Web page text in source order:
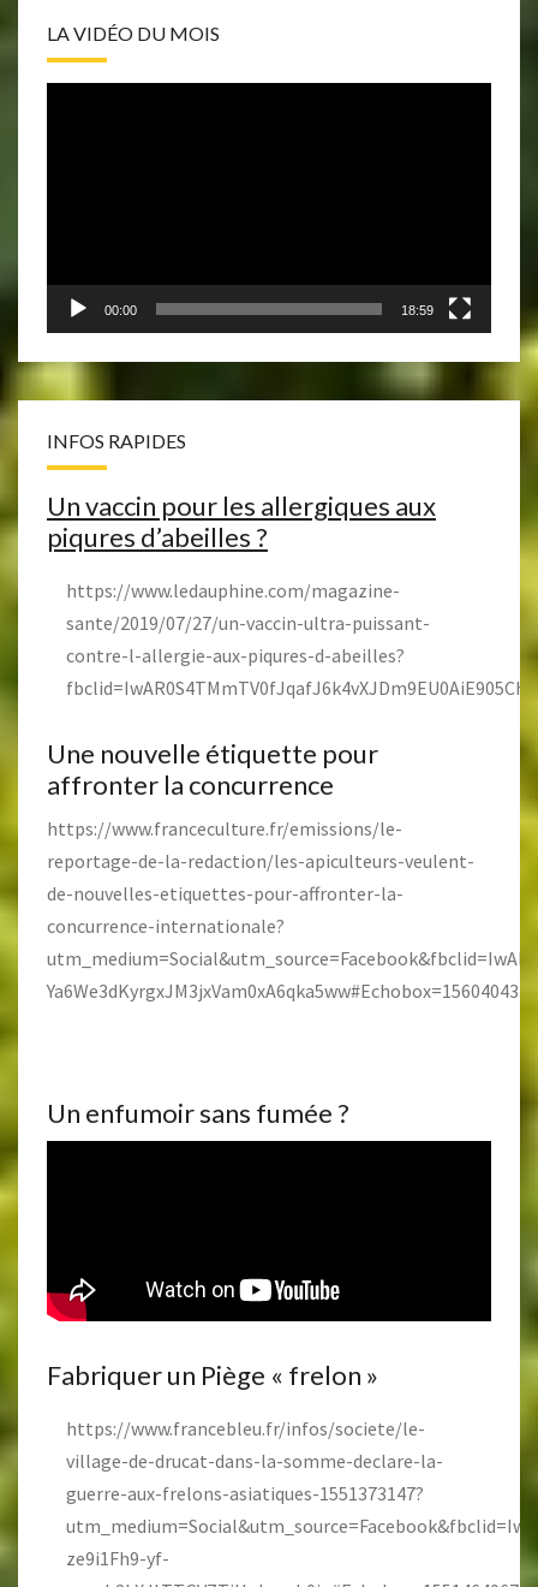
LA VIDÉO DU MOIS
00:00 18:59
INFOS RAPIDES
Un vaccin pour les allergiques aux
piqures d’abeilles ?
https://www.ledauphine.com/magazine-
sante/2019/07/27/un-vaccin-ultra-puissant-
contre-l-allergie-aux-piqures-d-abeilles?
Une nouvelle étiquette pour
affronter la concurrence
https://www.franceculture.fr/emissions/le-
reportage-de-la-redaction/les-apiculteurs-veulent-
de-nouvelles-etiquettes-pour-affronter-la-
concurrence-internationale?
Ya6We3dKyrgxJM3jxVam0xA6qka5ww#Echobox=1560404332
Un enfumoir sans fumée ?
Fabriquer un Piège « frelon »
https://www.francebleu.fr/infos/societe/le-
village-de-drucat-dans-la-somme-declare-la-
guerre-aux-frelons-asiatiques-1551373147?
ze9i1Fh9-yf-